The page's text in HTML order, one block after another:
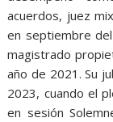
acuerdos, juez
en septiembre
magistrado
año de 2021. Su
2023, cuando el
en sesión